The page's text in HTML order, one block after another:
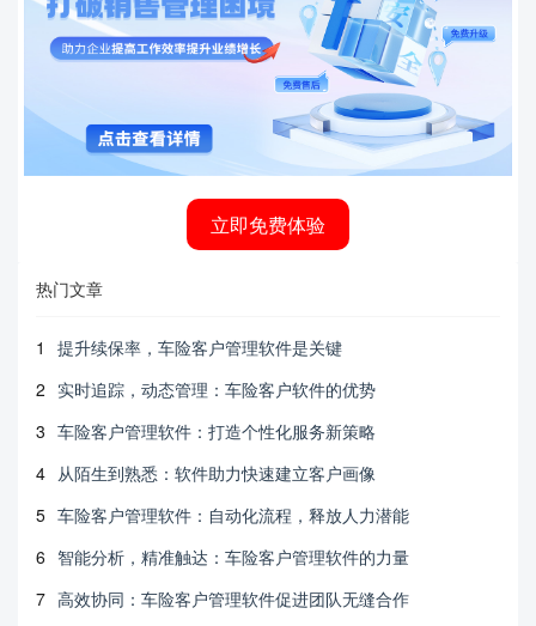
立即免费体验
热门文章
1
提升续保率，车险客户管理软件是关键
2 实时追踪，动态管理：车险客户软件的优势
3 车险客户管理软件：打造个性化服务新策略
4 从陌生到熟悉：软件助力快速建立客户画像
5 车险客户管理软件：自动化流程，释放人力潜能
6 智能分析，精准触达：车险客户管理软件的力量
7 高效协同：车险客户管理软件促进团队无缝合作